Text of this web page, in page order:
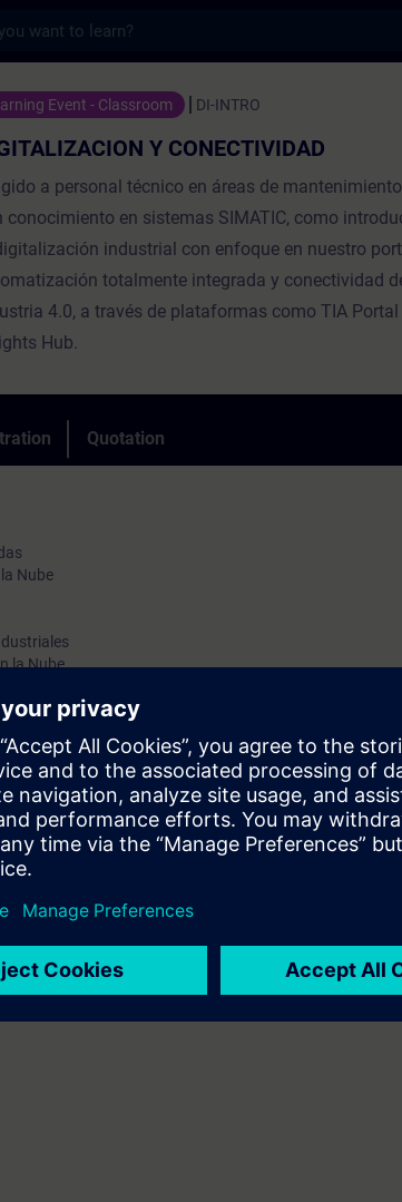
Y CONECTIVIDAD - Training
Event - Classroom DI-INTRO
Y CONECTIVIDAD
a personal técnico en áreas de
conocimiento en sistemas SIMATIC, como
industrial con enfoque en nuestro
totalmente integrada y conectividad
4.0, a través de plataformas como TIA
Hub.
Quotation
Nube
la Nube
la digitalización en automatización y control en la
y optimización, mirando de casos de uso, y a través
panorama de SIMATIC PLC y HMI, redes industriales,
en TIA Portal.